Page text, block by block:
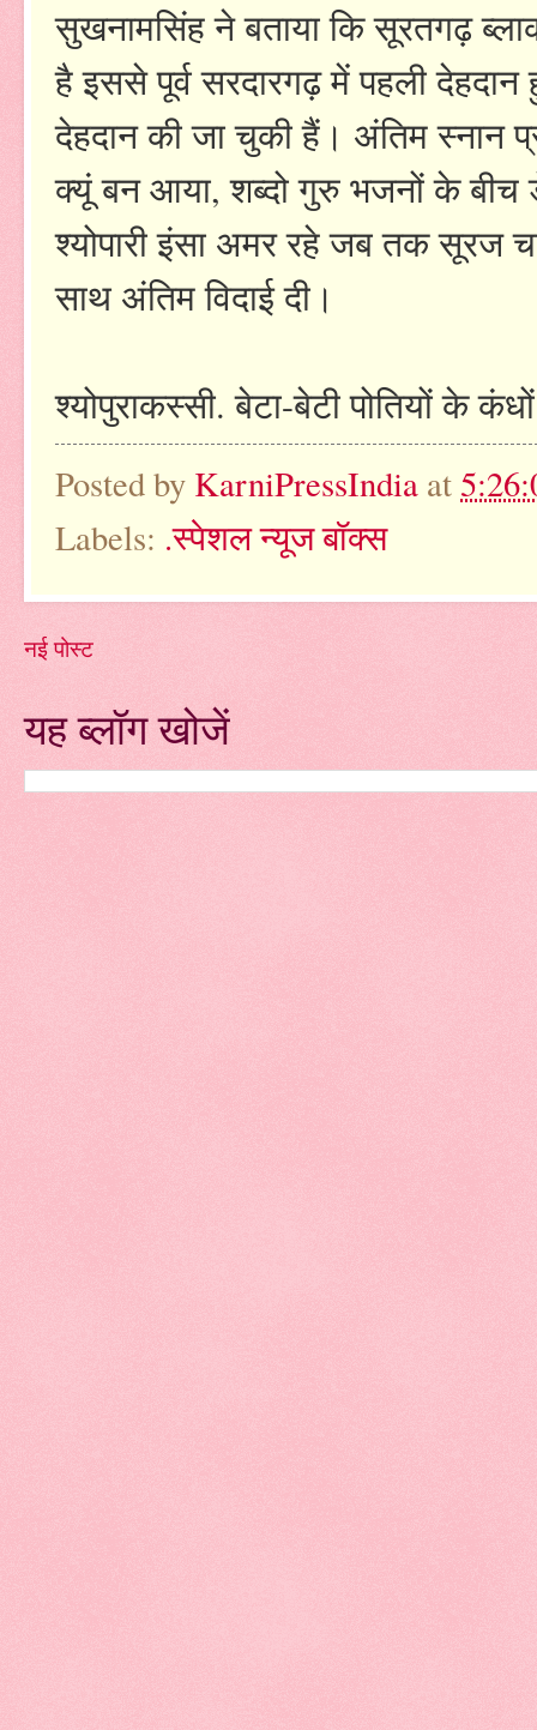
सुखनामसिंह ने बताया कि सूरतगढ़
है इससे पूर्व सरदारगढ़ में पहली
देहदान की जा चुकी हैं। अंतिम स्नान
क्यूं बन आया, शब्दो गुरु भजनों के बीच
श्योपारी इंसा अमर रहे जब तक सूरज
साथ अंतिम विदाई दी।
श्योपुराकस्सी. बेटा-बेटी पोतियों के
Posted by KarniPressIndia at
Labels: .स्पेशल न्यूज बॉक्स
नई पोस्ट
यह ब्लॉग खोजें